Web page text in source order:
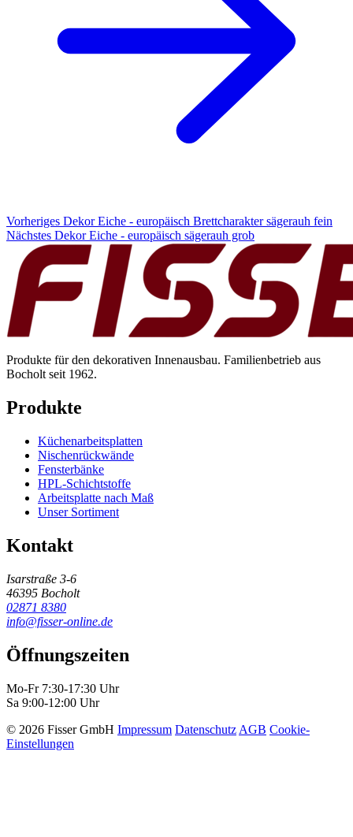
Vorheriges Dekor Eiche - europäisch Brettcharakter sägerauh fein
Nächstes Dekor Eiche - europäisch sägerauh grob
Produkte für den dekorativen Innenausbau. Familienbetrieb aus
Bocholt seit 1962.
Produkte
Küchenarbeitsplatten
Nischenrückwände
Fensterbänke
HPL-Schichtstoffe
Arbeitsplatte nach Maß
Unser Sortiment
Kontakt
Isarstraße 3-6
46395 Bocholt
02871 8380
info@fisser-online.de
Öffnungszeiten
Mo-Fr 7:30-17:30 Uhr
Sa 9:00-12:00 Uhr
© 2026 Fisser GmbH Impressum Datenschutz AGB Cookie-
Einstellungen